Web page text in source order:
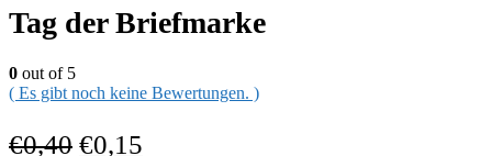
Tag der Briefmarke
0 out of 5
( Es gibt noch keine Bewertungen. )
€0,40 €0,15